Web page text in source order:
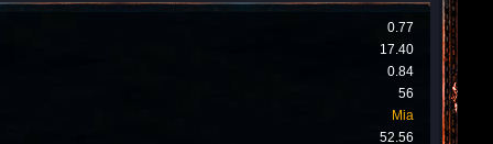
0.77
17.40
0.84
56
Mia
52.56